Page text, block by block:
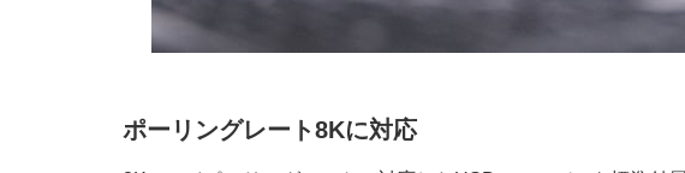
ポーリングレート8Kに対応